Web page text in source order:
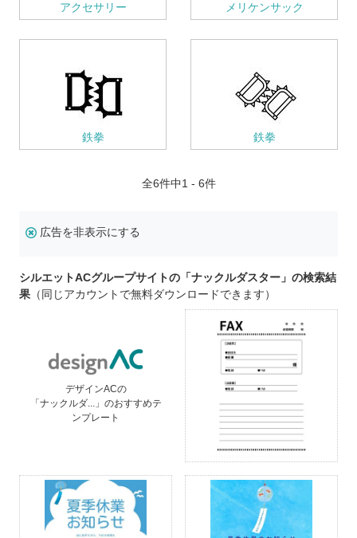
アクセサリー メリケンサック
鉄拳 鉄拳
全6件中1 - 6件
広告を非表示にする
シルエットACグループサイトの「ナックルダスター」の検索結
果 （同じアカウントで無料ダウンロードできます）
デザインACの
「ナックルダ...」のおすすめテ
ンプレート